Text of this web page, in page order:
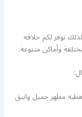
نوفر لكم حلاقه
وأماكن متنوعة.
مظهر جميل وانيق